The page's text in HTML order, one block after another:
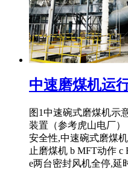
中速磨煤机运
图1中速碗式磨煤机示
装置（参考虎山电厂
安全性,中速碗式磨煤
止磨煤机 b MFT动作
e两台密封风机全停,延